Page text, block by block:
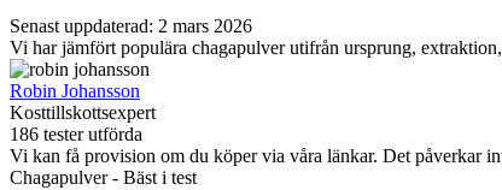
Senast uppdaterad: 2 mars 2026
Vi har jämfört populära chagapulver utifrån ursprung,
Robin Johansson
Kosttillskottsexpert
186 tester utförda
Vi kan få provision om du köper via våra länkar. Det påverkar
Chagapulver - Bäst i test